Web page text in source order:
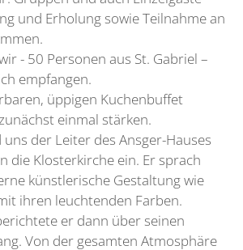
und Erholung sowie Teilnahme an
- 50 Personen aus St. Gabriel –
empfangen.
üppigen Kuchenbuffet
einmal stärken.
der Leiter des Ansger-Hauses
die Klosterkirche ein. Er sprach
künstlerische Gestaltung wie
ihren leuchtenden Farben.
er dann über seinen
Von der gesamten Atmosphäre